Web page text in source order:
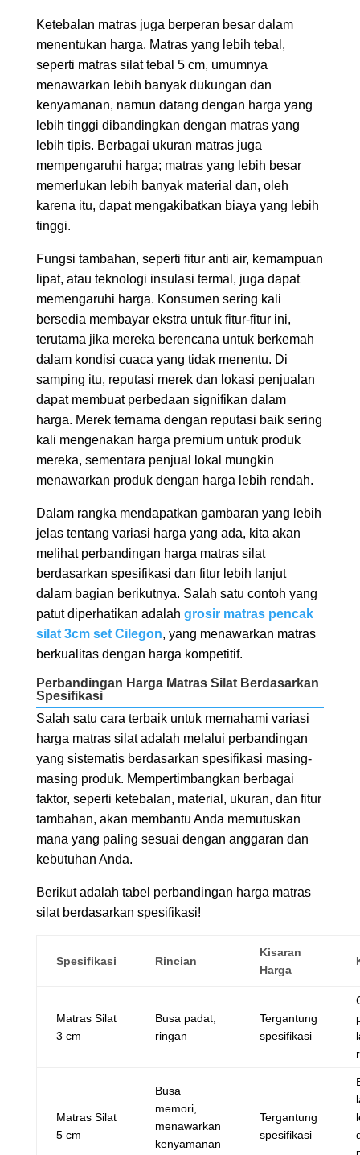
Ketebalan matras juga berperan besar dalam
menentukan harga. Matras yang lebih tebal,
seperti matras silat tebal 5 cm, umumnya
menawarkan lebih banyak dukungan dan
kenyamanan, namun datang dengan harga yang
lebih tinggi dibandingkan dengan matras yang
lebih tipis. Berbagai ukuran matras juga
mempengaruhi harga; matras yang lebih besar
memerlukan lebih banyak material dan, oleh
karena itu, dapat mengakibatkan biaya yang lebih
tinggi.
Fungsi tambahan, seperti fitur anti air, kemampuan
lipat, atau teknologi insulasi termal, juga dapat
memengaruhi harga. Konsumen sering kali
bersedia membayar ekstra untuk fitur-fitur ini,
terutama jika mereka berencana untuk berkemah
dalam kondisi cuaca yang tidak menentu. Di
samping itu, reputasi merek dan lokasi penjualan
dapat membuat perbedaan signifikan dalam
harga. Merek ternama dengan reputasi baik sering
kali mengenakan harga premium untuk produk
mereka, sementara penjual lokal mungkin
menawarkan produk dengan harga lebih rendah.
Dalam rangka mendapatkan gambaran yang lebih
jelas tentang variasi harga yang ada, kita akan
melihat perbandingan harga matras silat
berdasarkan spesifikasi dan fitur lebih lanjut
dalam bagian berikutnya. Salah satu contoh yang
patut diperhatikan adalah grosir matras pencak
silat 3cm set Cilegon, yang menawarkan matras
berkualitas dengan harga kompetitif.
Perbandingan Harga Matras Silat Berdasarkan
Spesifikasi
Salah satu cara terbaik untuk memahami variasi
harga matras silat adalah melalui perbandingan
yang sistematis berdasarkan spesifikasi masing-
masing produk. Mempertimbangkan berbagai
faktor, seperti ketebalan, material, ukuran, dan fitur
tambahan, akan membantu Anda memutuskan
mana yang paling sesuai dengan anggaran dan
kebutuhan Anda.
Berikut adalah tabel perbandingan harga matras
silat berdasarkan spesifikasi!
Spesifikasi Rincian
Kisaran
Harga
Matras Silat
3 cm
Busa padat,
ringan
Tergantung
spesifikasi
Matras Silat
5 cm
Busa
memori,
menawarkan
kenyamanan
Tergantung
spesifikasi